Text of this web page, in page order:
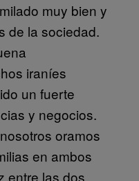
muy bien y
de la sociedad.
iraníes
un fuerte
y negocios.
oramos
en ambos
entre las dos